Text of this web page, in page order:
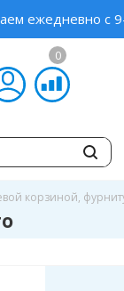
ежедневно с
0
корзиной,